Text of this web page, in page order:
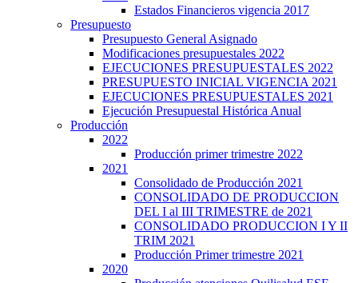
Estados Financieros vigencia 2017
Presupuesto
Presupuesto General Asignado
Modificaciones presupuestales 2022
EJECUCIONES PRESUPUESTALES 2022
PRESUPUESTO INICIAL VIGENCIA 2021
EJECUCIONES PRESUPUESTALES 2021
Ejecución Presupuestal Histórica Anual
Producción
2022
Producción primer trimestre 2022
2021
Consolidado de Producción 2021
CONSOLIDADO DE PRODUCCION
DEL I al III TRIMESTRE de 2021
CONSOLIDADO PRODUCCION I Y II
TRIM 2021
Producción Primer trimestre 2021
2020